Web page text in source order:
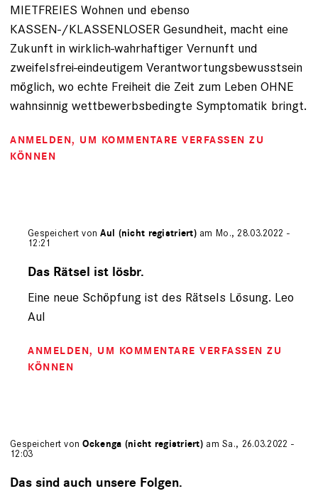
MIETFREIES Wohnen und ebenso
KASSEN-/KLASSENLOSER Gesundheit, macht eine
Zukunft in wirklich-wahrhaftiger Vernunft und
zweifelsfrei-eindeutigem Verantwortungsbewusstsein
möglich, wo echte Freiheit die Zeit zum Leben OHNE
wahnsinnig wettbewerbsbedingte Symptomatik bringt.
ANMELDEN, UM KOMMENTARE VERFASSEN ZU
KÖNNEN
Gespeichert vonAul (nicht registriert)am Mo., 28.03.2022 -
12:21
auf
Horst
(nicht
Das Rätsel ist lösbr.
Eine neue Schöpfung ist des Rätsels Lösung. Leo
Aul
ANMELDEN, UM KOMMENTARE VERFASSEN ZU
KÖNNEN
Gespeichert vonOckenga (nicht registriert) am Sa., 26.03.2022 -
12:03
Das sind auch unsere Folgen.